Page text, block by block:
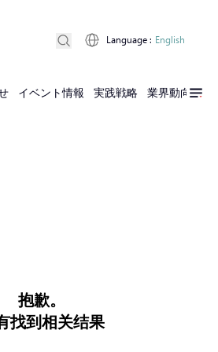
イベント情報 実践戦略 業界動向 実
Language : English
抱歉。
找到相关结果